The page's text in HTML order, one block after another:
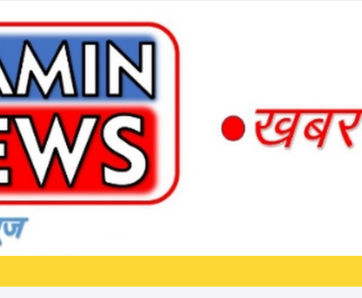
पुलिस ने परिवार से*